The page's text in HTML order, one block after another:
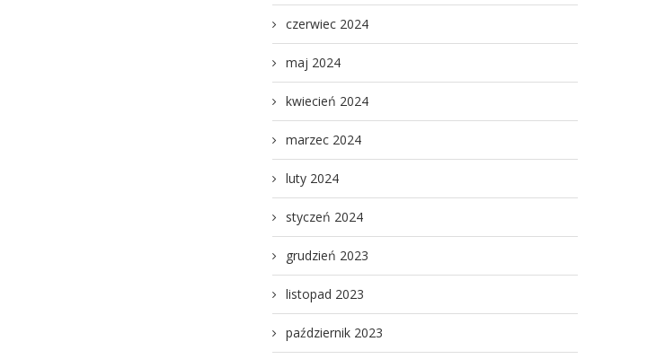
czerwiec 2024
maj 2024
kwiecień 2024
marzec 2024
luty 2024
styczeń 2024
grudzień 2023
listopad 2023
październik 2023